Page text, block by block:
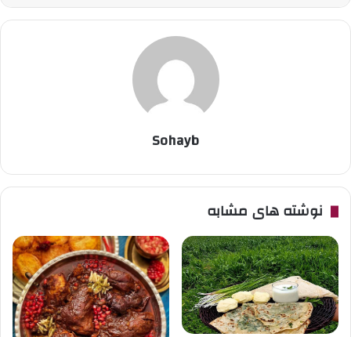
Sohayb
نوشته های مشابه